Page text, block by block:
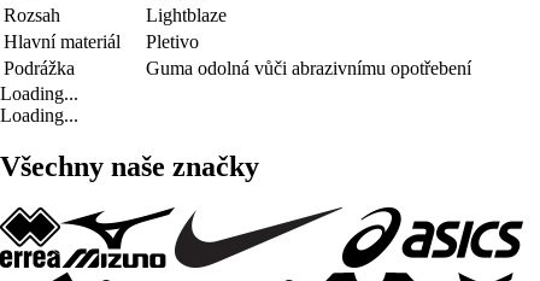
Rozsah
Lightblaze
Hlavní materiál
Pletivo
Podrážka
Guma odolná vůči abrazivnímu opotřebení
Loading...
Loading...
Všechny naše značky